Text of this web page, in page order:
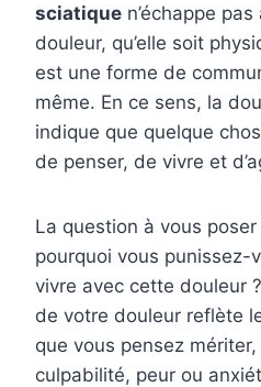
sciatique n’échappe
douleur, qu’elle soit
est une forme de
même. En ce sens, la
indique que quelque
de penser, de vivre et
La question à vous
pourquoi vous punissez-
vivre avec cette douleur
de votre douleur reflète
que vous pensez
culpabilité, peur ou